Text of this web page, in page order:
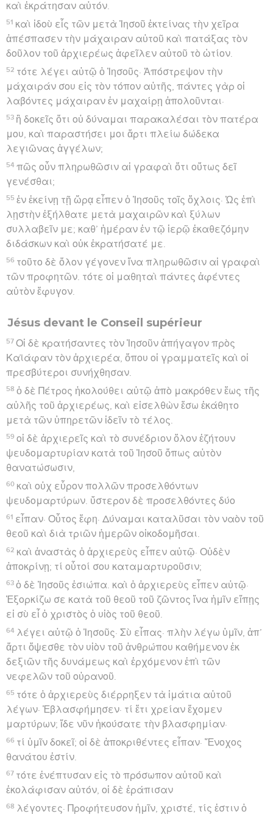
καὶ ἐκράτησαν αὐτόν.
51 καὶ ἰδοὺ εἷς τῶν μετὰ Ἰησοῦ ἐκτείνας τὴν χεῖρα
ἀπέσπασεν τὴν μάχαιραν αὐτοῦ καὶ πατάξας τὸν
δοῦλον τοῦ ἀρχιερέως ἀφεῖλεν αὐτοῦ τὸ ὠτίον.
52 τότε λέγει αὐτῷ ὁ Ἰησοῦς· Ἀπόστρεψον τὴν
μάχαιράν σου εἰς τὸν τόπον αὐτῆς, πάντες γὰρ οἱ
λαβόντες μάχαιραν ἐν μαχαίρῃ ἀπολοῦνται·
53 ἢ δοκεῖς ὅτι οὐ δύναμαι παρακαλέσαι τὸν πατέρα
μου, καὶ παραστήσει μοι ἄρτι πλείω δώδεκα
λεγιῶνας ἀγγέλων;
54 πῶς οὖν πληρωθῶσιν αἱ γραφαὶ ὅτι οὕτως δεῖ
γενέσθαι;
55 ἐν ἐκείνῃ τῇ ὥρᾳ εἶπεν ὁ Ἰησοῦς τοῖς ὄχλοις· Ὡς ἐπὶ
λῃστὴν ἐξήλθατε μετὰ μαχαιρῶν καὶ ξύλων
συλλαβεῖν με; καθ’ ἡμέραν ἐν τῷ ἱερῷ ἐκαθεζόμην
διδάσκων καὶ οὐκ ἐκρατήσατέ με.
56 τοῦτο δὲ ὅλον γέγονεν ἵνα πληρωθῶσιν αἱ γραφαὶ
τῶν προφητῶν. τότε οἱ μαθηταὶ πάντες ἀφέντες
αὐτὸν ἔφυγον.
Jésus devant le Conseil supérieur
57 Οἱ δὲ κρατήσαντες τὸν Ἰησοῦν ἀπήγαγον πρὸς
Καϊάφαν τὸν ἀρχιερέα, ὅπου οἱ γραμματεῖς καὶ οἱ
πρεσβύτεροι συνήχθησαν.
58 ὁ δὲ Πέτρος ἠκολούθει αὐτῷ ἀπὸ μακρόθεν ἕως τῆς
αὐλῆς τοῦ ἀρχιερέως, καὶ εἰσελθὼν ἔσω ἐκάθητο
μετὰ τῶν ὑπηρετῶν ἰδεῖν τὸ τέλος.
59 οἱ δὲ ἀρχιερεῖς καὶ τὸ συνέδριον ὅλον ἐζήτουν
ψευδομαρτυρίαν κατὰ τοῦ Ἰησοῦ ὅπως αὐτὸν
θανατώσωσιν,
60 καὶ οὐχ εὗρον πολλῶν προσελθόντων
ψευδομαρτύρων. ὕστερον δὲ προσελθόντες δύο
61 εἶπαν· Οὗτος ἔφη· Δύναμαι καταλῦσαι τὸν ναὸν τοῦ
θεοῦ καὶ διὰ τριῶν ἡμερῶν οἰκοδομῆσαι.
62 καὶ ἀναστὰς ὁ ἀρχιερεὺς εἶπεν αὐτῷ· Οὐδὲν
ἀποκρίνῃ; τί οὗτοί σου καταμαρτυροῦσιν;
63 ὁ δὲ Ἰησοῦς ἐσιώπα. καὶ ὁ ἀρχιερεὺς εἶπεν αὐτῷ·
Ἐξορκίζω σε κατὰ τοῦ θεοῦ τοῦ ζῶντος ἵνα ἡμῖν εἴπῃς
εἰ σὺ εἶ ὁ χριστὸς ὁ υἱὸς τοῦ θεοῦ.
64 λέγει αὐτῷ ὁ Ἰησοῦς· Σὺ εἶπας· πλὴν λέγω ὑμῖν, ἀπ’
ἄρτι ὄψεσθε τὸν υἱὸν τοῦ ἀνθρώπου καθήμενον ἐκ
δεξιῶν τῆς δυνάμεως καὶ ἐρχόμενον ἐπὶ τῶν
νεφελῶν τοῦ οὐρανοῦ.
65 τότε ὁ ἀρχιερεὺς διέρρηξεν τὰ ἱμάτια αὐτοῦ
λέγων· Ἐβλασφήμησεν· τί ἔτι χρείαν ἔχομεν
μαρτύρων; ἴδε νῦν ἠκούσατε τὴν βλασφημίαν·
66 τί ὑμῖν δοκεῖ; οἱ δὲ ἀποκριθέντες εἶπαν· Ἔνοχος
θανάτου ἐστίν.
67 τότε ἐνέπτυσαν εἰς τὸ πρόσωπον αὐτοῦ καὶ
ἐκολάφισαν αὐτόν, οἱ δὲ ἐράπισαν
68 λέγοντες· Προφήτευσον ἡμῖν, χριστέ, τίς ἐστιν ὁ